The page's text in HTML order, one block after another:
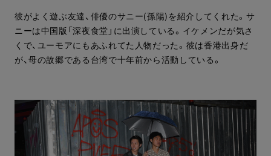
彼がよく遊ぶ友達、俳優のサニー(孫陽)を紹介してくれた。サ
ニーは中国版「深夜食堂」に出演している。イケメンだが気さ
くで、ユーモアにもあふれてた人物だった。彼は香港出身だ
が、母の故郷である台湾で十年前から活動している。